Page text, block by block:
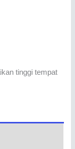
tinggi tempat